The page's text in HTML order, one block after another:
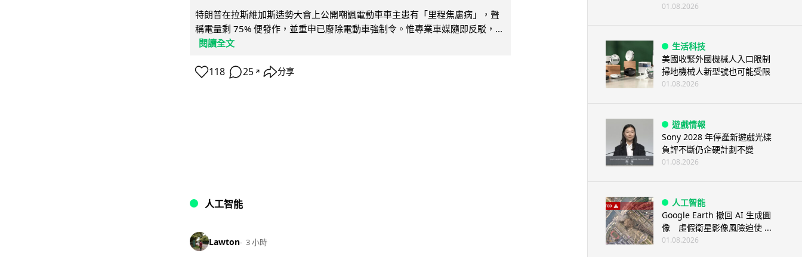
特朗普在拉斯維加斯造勢大會上公開嘲諷電動車車主患有「里程焦慮病」，聲
稱電量剩 75% 便發作，並重申已廢除電動車強制令。惟專業車媒隨即反駁，...
閱讀全文
118 25 ↗ 分享
人工智能
Lawton 3 小時
01.08.2026
生活科技
美國收緊外國機械人入口限制
掃地機械人新型號也可能受限
01.08.2026
遊戲情報
Sony 2028 年停產新遊戲光碟
負評不斷仍企硬計劃不變
01.08.2026
人工智能
Google Earth 撤回 AI 生成圖
像 虛假衛星影像風險迫使 ...
01.08.2026